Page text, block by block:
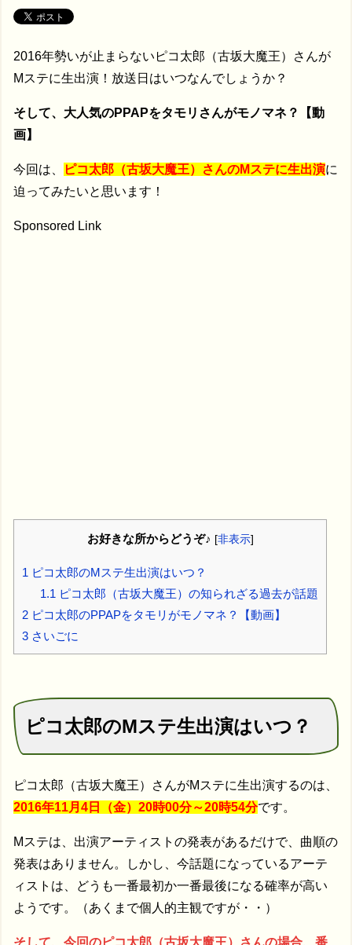
2016年勢いが止まらないピコ太郎（古坂大魔王）さんが
Mステに生出演！放送日はいつなんでしょうか？
そして、大人気のPPAPをタモリさんがモノマネ？【動
画】
今回は、 ピコ太郎（古坂大魔王）さんのMステに生出演に
迫ってみたいと思います！
Sponsored Link
お好きな所からどうぞ♪ [非表示]
1 ピコ太郎のMステ生出演はいつ？
1.1 ピコ太郎（古坂大魔王）の知られざる過去が話題
2 ピコ太郎のPPAPをタモリがモノマネ？【動画】
3 さいごに
ピコ太郎のMステ生出演はいつ？
ピコ太郎（古坂大魔王）さんがMステに生出演するのは、
2016年11月4日（金）20時00分～20時54分です。
Mステは、出演アーティストの発表があるだけで、曲順の
発表はありません。しかし、今話題になっているアーテ
ィストは、どうも一番最初か一番最後になる確率が高い
ようです。（あくまで個人的主観ですが・・）